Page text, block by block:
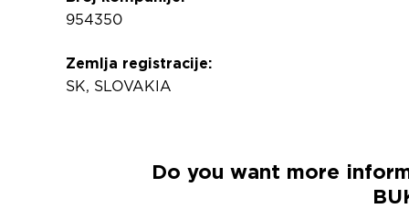
954350
Zemlja registracije:
SK, SLOVAKIA
Do you want more